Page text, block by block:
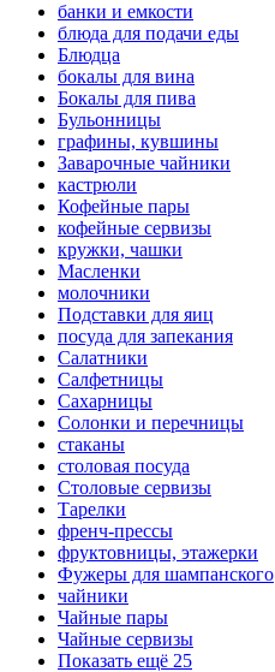
банки и емкости
блюда для подачи еды
Блюдца
бокалы для вина
Бокалы для пива
Бульонницы
графины, кувшины
Заварочные чайники
кастрюли
Кофейные пары
кофейные сервизы
кружки, чашки
Масленки
молочники
Подставки для яиц
посуда для запекания
Салатники
Салфетницы
Сахарницы
Солонки и перечницы
стаканы
столовая посуда
Столовые сервизы
Тарелки
френч-прессы
фруктовницы, этажерки
Фужеры для шампанского
чайники
Чайные пары
Чайные сервизы
Показать ещё 25